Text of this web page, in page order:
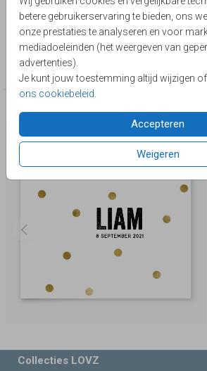
betere gebruikerservaring te bieden, ons
onze prestaties te analyseren en voor
mediadoeleinden (het weergeven van
advertenties).
Je kunt jouw toestemming altijd wijzigen
ons cookiebeleid
Accepteren
Weigeren
Belgisch vierkant. Met kleine fijne
look hart broche in regenboog tinten.
Collectie
Belgisch vierkant
Deze producten zijn wellicht ook
Collecties LOVZ